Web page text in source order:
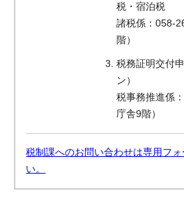
税・宿泊税
諸税係：058-
階）
税務証明交付
ン）
税事務推進係
庁舎9階）
税制課へのお問い合わせは専用フ
い。